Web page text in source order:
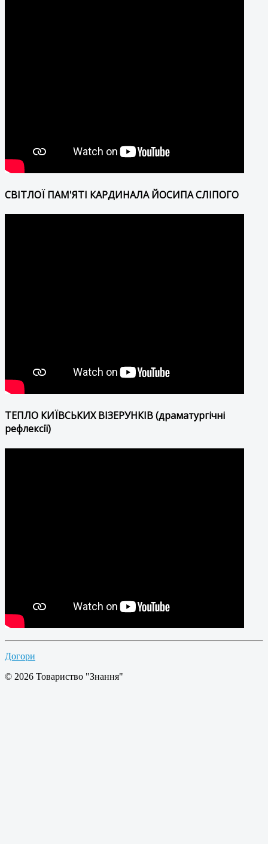
СВІТЛОЇ ПАМ'ЯТІ КАРДИНАЛА ЙОСИПА СЛІПОГО
ТЕПЛО КИЇВСЬКИХ ВІЗЕРУНКІВ (драматургічні
рефлексії)
Догори
© 2026 Товариство "Знання"